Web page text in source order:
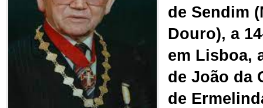
de Sendim
Douro), a
em Lisboa,
de João da
de